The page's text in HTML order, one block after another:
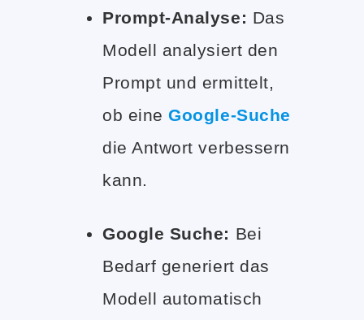
Prompt-Analyse: Das
Modell analysiert den
Prompt und ermittelt,
ob eineGoogle-Suche
die Antwort verbessern
kann.
Google Suche: Bei
Bedarf generiert das
Modell automatisch